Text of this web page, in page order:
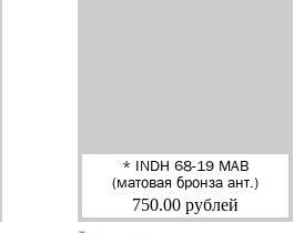
* INDH 68-19 MAB
(матовая бронза ант.)
Ручка дверная на
квадр.накладке
750.00 рублей